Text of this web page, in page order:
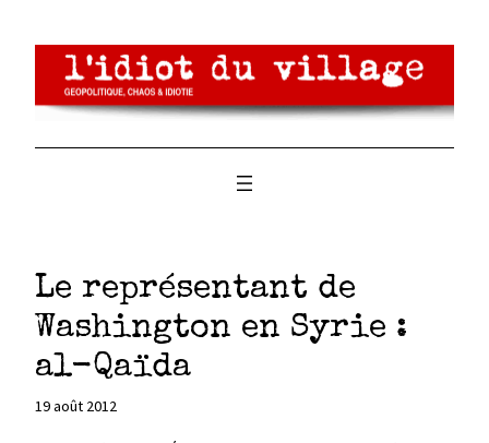
contenu
Le représentant de
Washington en Syrie :
al-Qaïda
19 août 2012